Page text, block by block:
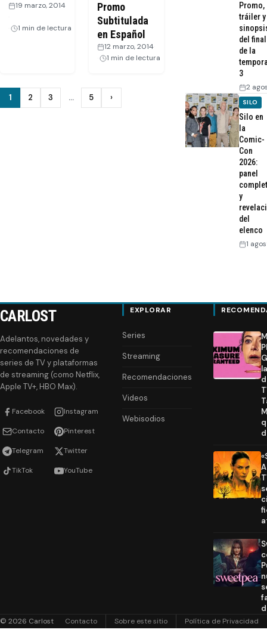
19 marzo, 2014
1 min de lectura
Promo
Subtitulada
en Español
12 marzo, 2014
1 min de lectura
Paginación
1 2 3 … 5 ›
Promo,
tráiler y
del final
de la
3
2
SILO
Silo en
la
Comic-
Con
2026:
panel
y
del
elenco
1
CARLOST
Adelantos, novedades y
recomendaciones de
series de TV y plataformas
de streaming (como Netflix,
Apple TV+, HBO Max).
Facebook Instagram
Contacto Pinterest
Telegram Twitter
TikTok YouTube
EXPLORAR
Series
Streaming
Recomendaciones
Videos
Webisodios
© 2026 Carlost Contacto Sobre este sitio Política de Privacidad